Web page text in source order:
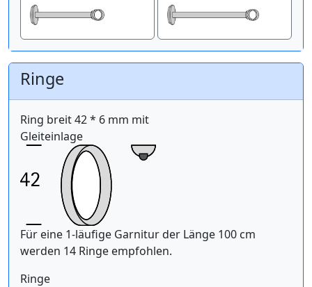
Ringe
Ring breit 42 * 6 mm mit
Gleiteinlage
Für eine 1-läufige Garnitur der Länge 100 cm
werden 14 Ringe empfohlen.
Ringe